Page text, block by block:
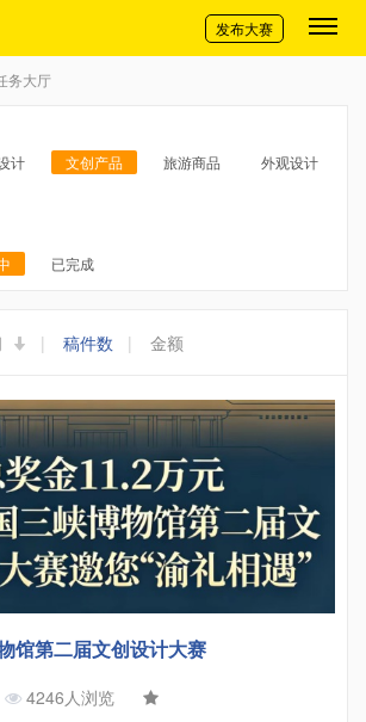
切换导航
发布大赛
务大厅
计 文创产品 旅游商品
外观设计
已完成
| 稿件数 | 金额
馆第二届文创设计大赛
4246人浏览